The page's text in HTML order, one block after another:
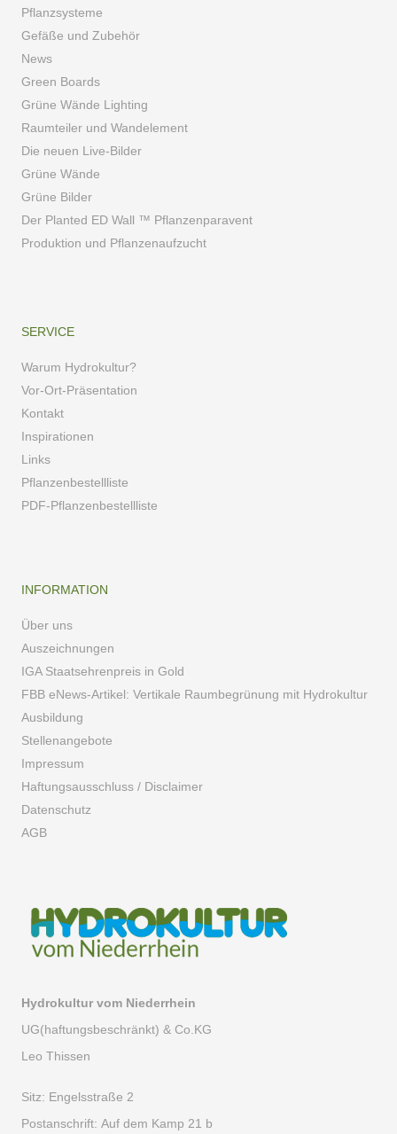
Pflanzsysteme
Gefäße und Zubehör
News
Green Boards
Grüne Wände Lighting
Raumteiler und Wandelement
Die neuen Live-Bilder
Grüne Wände
Grüne Bilder
Der Planted ED Wall ™ Pflanzenparavent
Produktion und Pflanzenaufzucht
SERVICE
Warum Hydrokultur?
Vor-Ort-Präsentation
Kontakt
Inspirationen
Links
Pflanzenbestellliste
PDF-Pflanzenbestellliste
INFORMATION
Über uns
Auszeichnungen
IGA Staatsehrenpreis in Gold
FBB eNews-Artikel: Vertikale Raumbegrünung mit Hydrokultur
Ausbildung
Stellenangebote
Impressum
Haftungsausschluss / Disclaimer
Datenschutz
AGB
Hydrokultur vom Niederrhein
UG(haftungsbeschränkt) & Co.KG
Leo Thissen
Sitz: Engelsstraße 2
Postanschrift: Auf dem Kamp 21 b